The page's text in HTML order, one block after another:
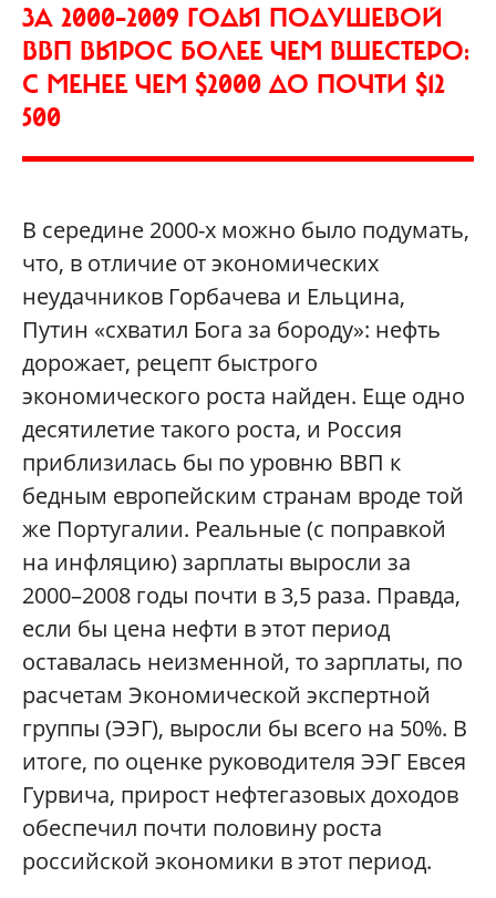
ЗА 2000–2009 ГОДЫ ПОДУШЕВОЙ
ВВП ВЫРОС БОЛЕЕ ЧЕМ ВШЕСТЕРО:
С МЕНЕЕ ЧЕМ $2000 ДО ПОЧТИ $12
500
В середине 2000-х можно было подумать,
что, в отличие от экономических
неудачников Горбачева и Ельцина,
Путин «схватил Бога за бороду»: нефть
дорожает, рецепт быстрого
экономического роста найден. Еще одно
десятилетие такого роста, и Россия
приблизилась бы по уровню ВВП к
бедным европейским странам вроде той
же Португалии. Реальные (с поправкой
на инфляцию) зарплаты выросли за
2000–2008 годы почти в 3,5 раза. Правда,
если бы цена нефти в этот период
оставалась неизменной, то зарплаты, по
расчетам Экономической экспертной
группы (ЭЭГ), выросли бы всего на 50%. В
итоге, по оценке руководителя ЭЭГ Евсея
Гурвича, прирост нефтегазовых доходов
обеспечил почти половину роста
российской экономики в этот период.